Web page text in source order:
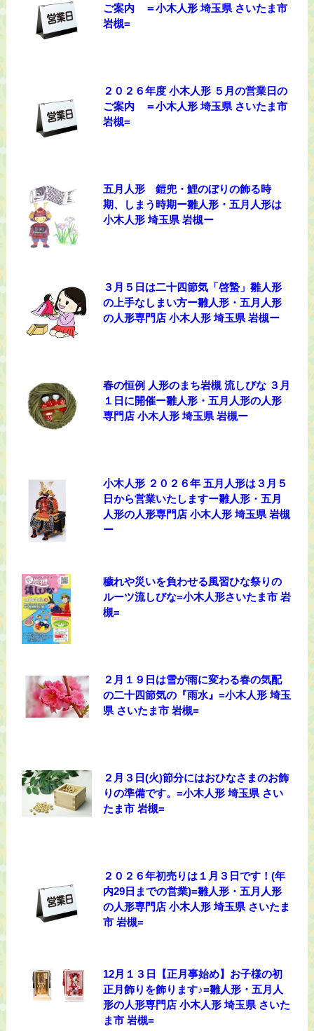
ご案内 ＝小木人形 埼玉県 さいたま市
岩槻=
２０２６年度 小木人形 ５月の営業日の
ご案内 ＝小木人形 埼玉県 さいたま市
岩槻=
五月人形 鎧兜・鯉のぼりの飾る時
期、しまう時期ー雛人形・五月人形は
小木人形 埼玉県 岩槻ー
３月５日は二十四節気「啓蟄」雛人形
の上手なしまい方ー雛人形・五月人形
の人形専門店 小木人形 埼玉県 岩槻ー
春の恒例 人形のまち岩槻 流しびな ３月
１日に開催ー雛人形・五月人形の人形
専門店 小木人形 埼玉県 岩槻ー
小木人形 ２０２６年 五月人形は３月５
日から営業いたしますー雛人形・五月
人形の人形専門店 小木人形 埼玉県 岩槻
ー
穢れや災いを負わせる風習ひな祭りの
ルーツ流しびな=小木人形さいたま市 岩
槻=
２月１９日は雪が雨に変わる春の気配
の二十四節気の『雨水』=小木人形 埼玉
県 さいたま市 岩槻=
２月３日(火)節分にはおひなさまのお飾
りの準備です。=小木人形 埼玉県 さい
たま市 岩槻=
２０２６年初売りは１月３日です！(年
内29日までの営業)=雛人形・五月人形
の人形専門店 小木人形 埼玉県 さいたま
市 岩槻=
12月１３日【正月事始め】お子様の初
正月飾りを飾ります♪=雛人形・五月人
形の人形専門店 小木人形 埼玉県 さいた
ま市 岩槻=